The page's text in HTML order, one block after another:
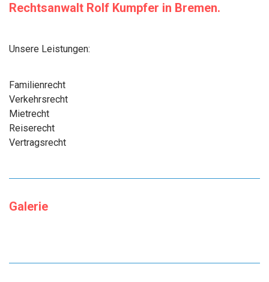
Rechtsanwalt Rolf Kumpfer in Bremen.
Unsere Leistungen:
Familienrecht
Verkehrsrecht
Mietrecht
Reiserecht
Vertragsrecht
Galerie